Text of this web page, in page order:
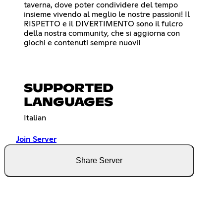
taverna, dove poter condividere del tempo
insieme vivendo al meglio le nostre passioni! Il
RISPETTO e il DIVERTIMENTO sono il fulcro
della nostra community, che si aggiorna con
giochi e contenuti sempre nuovi!
SUPPORTED
LANGUAGES
Italian
Join Server
Share Server